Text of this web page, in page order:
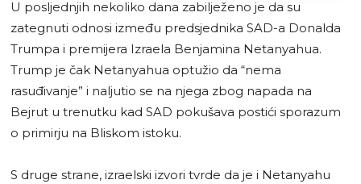
U posljednjih nekoliko dana zabilježeno je da su
zategnuti odnosi između predsjednika SAD-a Donalda
Trumpa i premijera Izraela Benjamina Netanyahua.
Trump je čak Netanyahua optužio da “nema
rasuđivanje” i naljutio se na njega zbog napada na
Bejrut u trenutku kad SAD pokušava postići sporazum
o primirju na Bliskom istoku.
S druge strane, izraelski izvori tvrde da je i Netanyahu